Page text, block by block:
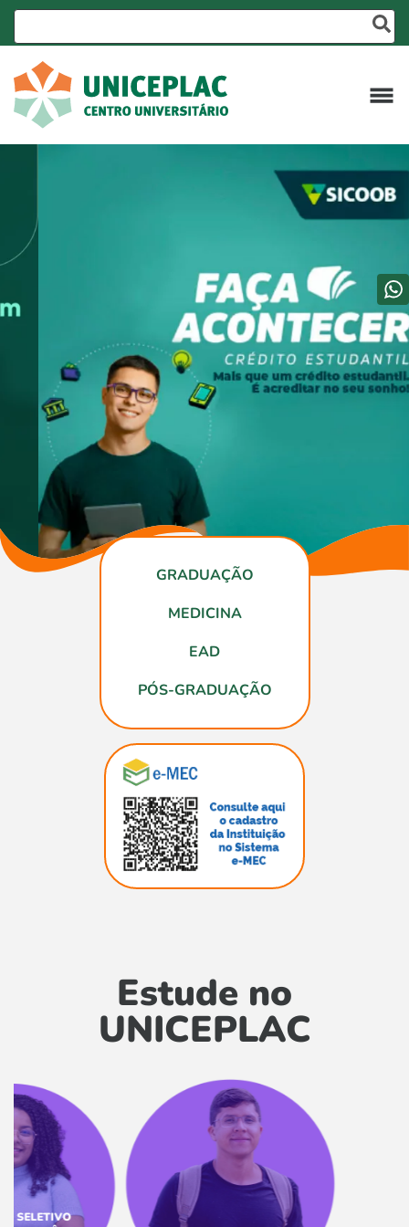
GRADUAÇÃO
MEDICINA
EAD
PÓS-GRADUAÇÃO
Estude no
UNICEPLAC